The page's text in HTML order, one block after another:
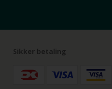
Sikker betaling